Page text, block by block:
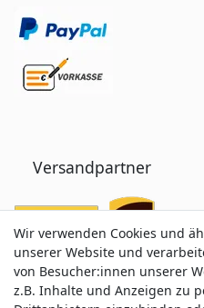
Versandpartner
Wir verwenden Cookies und
unserer Website und
von Besucher:innen unserer
z.B. Inhalte und Anzeigen zu
Wir verwenden Cookies und
unserer Website und
von Besucher:innen unserer
z.B. Inhalte und Anzeigen zu